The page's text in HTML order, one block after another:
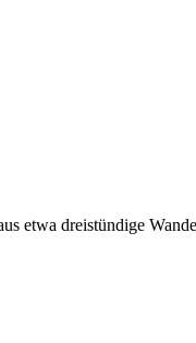
etwa dreistündige